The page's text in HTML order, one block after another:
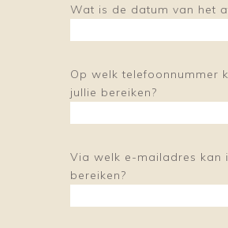
Wat is de datum van het
Op welk telefoonnummer
jullie bereiken?
Via welk e-mailadres kan
bereiken?